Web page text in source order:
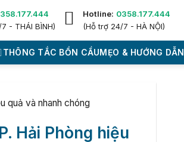
- THÁI BÌNH)
Hotline: 0358.177.444
(Hỗ trợ 24/7 - HÀ NỘI)
THÔNG TẮC BỒN CẦUMẸO & HƯỚNG DẪN
quả và nhanh chóng
Hải Phòng hiệu